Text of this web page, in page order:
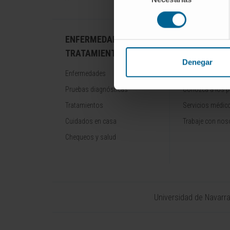
consentimiento
Denegar
ENFERMEDADES Y
TRATAMIENTOS
Enfermedades
Pruebas diagnósticas
Tratamientos
Cuidados en casa
Chequeos y salud
NUESTROS
Conozca a los
Servicios
Trabaje con
Universidad de Navarra